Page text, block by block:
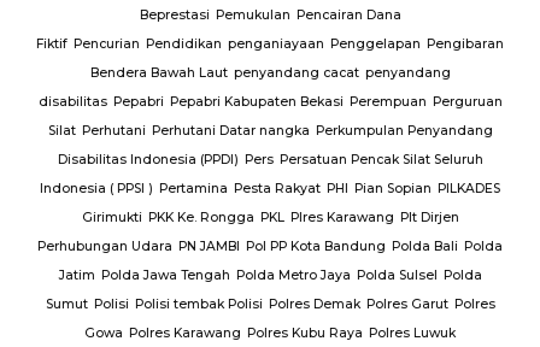
Beprestasi Pemukulan Pencairan Dana
Fiktif Pencurian Pendidikan penganiayaan Penggelapan Pengibaran
Bendera Bawah Laut penyandang cacat penyandang
disabilitas Pepabri Pepabri Kabupaten Bekasi Perempuan Perguruan
Silat Perhutani Perhutani Datar nangka Perkumpulan Penyandang
Disabilitas Indonesia (PPDI) Pers Persatuan Pencak Silat Seluruh
Indonesia ( PPSI ) Pertamina Pesta Rakyat PHI Pian Sopian PILKADES
Girimukti PKK Ke. Rongga PKL Plres Karawang Plt Dirjen
Perhubungan Udara PN JAMBI Pol PP Kota Bandung Polda Bali Polda
Jatim Polda Jawa Tengah Polda Metro Jaya Polda Sulsel Polda
Sumut Polisi Polisi tembak Polisi Polres Demak Polres Garut Polres
Gowa Polres Karawang Polres Kubu Raya Polres Luwuk